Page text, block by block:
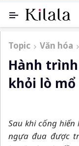
Topic Văn hóa
Hành
khỏi lò mổ
Sau khi cống
ngựa đua được